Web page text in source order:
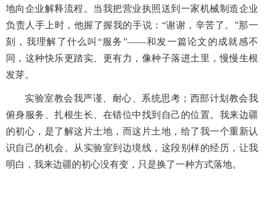
地向企业解释流程。当我把营业执照送到一家机械制造企业
负责人手上时，他握了握我的手说：“谢谢，辛苦了。”那一
刻，我理解了什么叫“服务”——和发一篇论文的成就感不
同，这种快乐更踏实、更有力，像种子落进土里，慢慢生根
发芽。
实验室教会我严谨、耐心、系统思考；西部计划教会我
俯身服务、扎根生长、在错位中找到自己的位置。我来边疆
的初心，是了解这片土地，而这片土地，给了我一个重新认
识自己的机会。从实验室到边境线，这段别样的经历，让我
明白，我来边疆的初心没有变，只是换了一种方式落地。